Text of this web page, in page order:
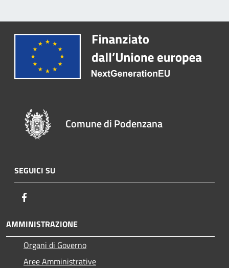
Comune di Podenzana
SEGUICI SU
AMMINISTRAZIONE
Organi di Governo
Aree Amministrative